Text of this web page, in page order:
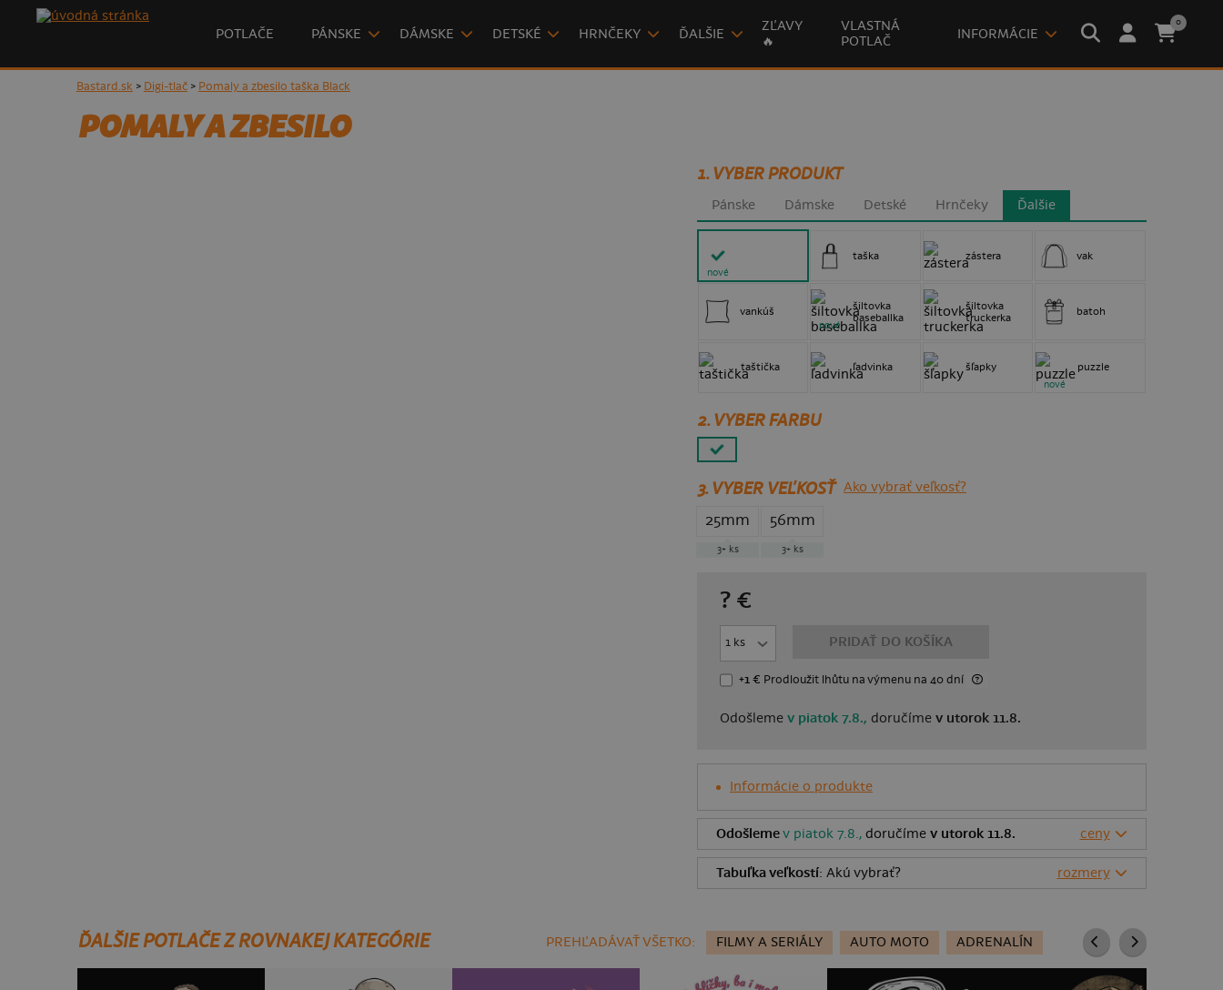
POTLAČE PÁNSKE DÁMSKE DETSKÉ HRNČEKY ĎALŠIE
ZĽAVY
🔥
VLASTNÁ
POTLAČ
INFORMÁCIE
0
Bastard.sk> Digi-tlač> Pomaly a zbesilo taška Black
POMALY A ZBESILO
1. VYBER PRODUKT
Pánske Dámske Detské Hrnčeky Ďalšie
nové
taška zástera vak
vankúš
šiltovka
baseballka
nové
šiltovka
truckerka
batoh
taštička ľadvinka šľapky puzzle
nové
2. VYBER FARBU
3.VYBER VEĽKOSŤ Ako vybrať veľkosť?
25mm
3+ ks
56mm
3+ ks
? €
PRIDAŤ DO KOŠÍKA
+1 € Prodloužit lhůtu na výmenu na 40 dní
Odošleme v piatok 7.8., doručíme v utorok 11.8.
Informácie o produkte
Odošlemev piatok 7.8., doručíme v utorok 11.8. ceny
Tabuľka veľkostí: Akú vybrať? rozmery
ĎALŠIE POTLAČE Z ROVNAKEJ KATEGÓRIE PREHĽADÁVAŤ VŠETKO: FILMY A SERIÁLY AUTO MOTO ADRENALÍN